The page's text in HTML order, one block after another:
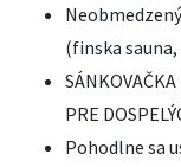
(finska
PRE
Pohodlne sa